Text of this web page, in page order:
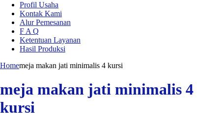
Profil Usaha
Kontak Kami
Alur Pemesanan
F A Q
Ketentuan Layanan
Hasil Produksi
Homemeja makan jati minimalis 4 kursi
meja makan jati minimalis 4
kursi